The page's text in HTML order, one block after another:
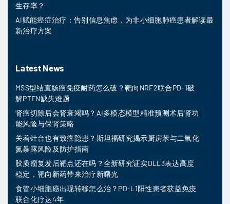
生存率？
AI赋能癌症治疗：告别信息焦虑，为非小细胞肺癌患者解读最
新治疗方案
Latest News
MSS型结直肠癌免疫耐药怎么破？靶向NRF2联合PD-1破
解PTEN缺失难题
肾癌切除后会肾衰竭吗？AI多模态模型精准预测术后肾功
能风险与保肾策略
关着灶台也有致癌隐患？斯坦福研究揭示厨房苯与二氧化
氮暴露风险及防护指南
胶质瘤复发后靶点还在吗？全新研究证实DLL3表达高度
稳定，靶向新药带来治疗新曙光
食管小细胞癌出现转移怎么治？PD-L1阳性患者获益免疫
联合化疗达4年